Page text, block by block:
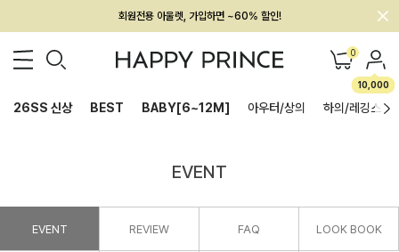
회원전용 아울렛, 가입하면 ~60% 할인!
멤버십 최대 28,000원 혜택 0
10,000
26SS 신상 BEST BABY[6~12M] 아우터/상의 하의/레깅스
EVENT
EVENT REVIEW FAQ LOOK BOOK